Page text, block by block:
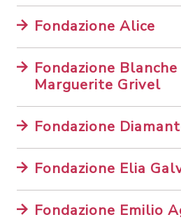
Fondazione Alice
Fondazione
Marguerite Grivel
Fondazione
Fondazione Elia
Fondazione Emilio